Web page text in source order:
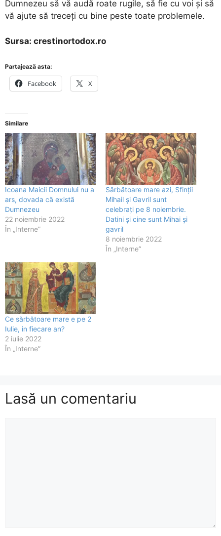
Dumnezeu să vă audă roate rugile, să fie cu voi și să
vă ajute să treceți cu bine peste toate problemele.
Sursa: crestinortodox.ro
Partajează asta:
Facebook X
Similare
Icoana Maicii Domnului nu a
ars, dovada că există
Dumnezeu
22 noiembrie 2022
În „Interne”
Sărbătoare mare azi, Sfinții
Mihail și Gavril sunt
celebrați pe 8 noiembrie.
Datini și cine sunt Mihai și
gavril
8 noiembrie 2022
În „Interne”
Ce sărbătoare mare e pe 2
Iulie, in fiecare an?
2 iulie 2022
În „Interne”
Lasă un comentariu